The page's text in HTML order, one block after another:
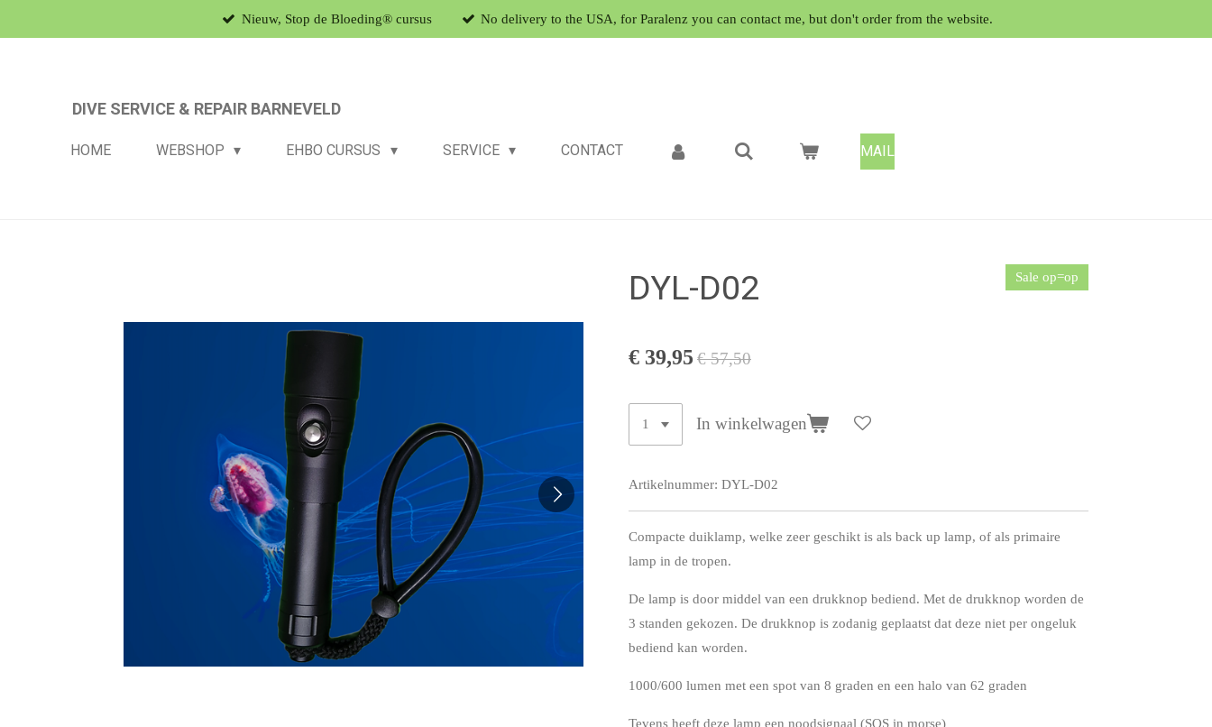
hoofdinhoud
Nieuw, Stop de Bloeding® cursus No delivery to the USA, for Paralenz you can contact me, but don't order from the website.
DIVE SERVICE & REPAIR BARNEVELD
HOME WEBSHOP EHBO CURSUS SERVICE CONTACT MAIL
DYL-D02 Sale op=op
€ 39,95 € 57,50
In winkelwagen
Artikelnummer: DYL-D02
Compacte duiklamp, welke zeer geschikt is als back up lamp, of als primaire
lamp in de tropen.
De lamp is door middel van een drukknop bediend. Met de drukknop worden de
3 standen gekozen. De drukknop is zodanig geplaatst dat deze niet per ongeluk
bediend kan worden.
1000/600 lumen met een spot van 8 graden en een halo van 62 graden
Tevens heeft deze lamp een noodsignaal (SOS in morse)